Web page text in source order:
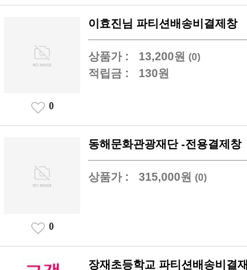
이효진님 파티션배송비결제창
상품가 : 13,200원 (0)
적립금 : 130원
0
동해문화관광재단 -전용결제창
상품가 : 315,000원 (0)
0
장재초등학교 파티션배송비결재